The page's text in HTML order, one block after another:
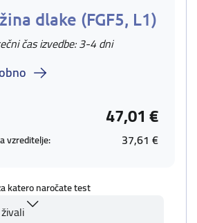
dlake (FGF5, L1)
čas izvedbe: 3-4 dni
47,01 €
vzreditelje: 37,61 €
katero naročate test